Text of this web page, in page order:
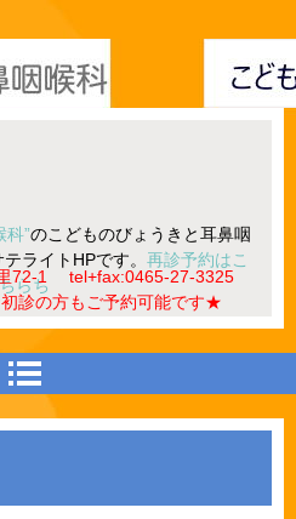
72-1 tel+fax:0465-27-3325
の方もご予約可能です★
科”のこどものびょうきと耳鼻咽
ライトHPです。 再診予約はこ
ちらち